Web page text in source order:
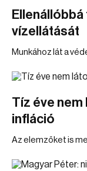
vízellátását
Munkához lát a
Tíz éve
infláció
Az elemzőket is